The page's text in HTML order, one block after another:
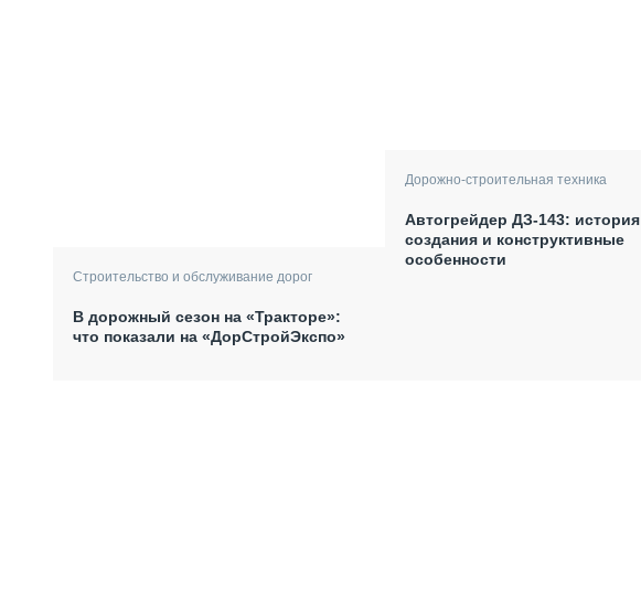
Строительство и обслуживание дорог
В дорожный сезон на «Тракторе»:
что показали на «ДорСтройЭкспо»
Дорожно-строительная техника
Автогрейдер ДЗ-143: история
создания и конструктивные
особенности